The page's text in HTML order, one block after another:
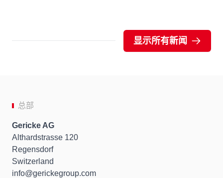
显示所有新闻
总部
Gericke AG
Althardstrasse 120
Regensdorf
Switzerland
info
gerickegroup.com